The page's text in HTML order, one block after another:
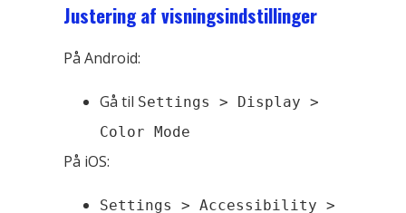
Justering af visningsindstillinger
På Android:
Gå til Settings > Display >
Color Mode
På iOS:
Settings > Accessibility >